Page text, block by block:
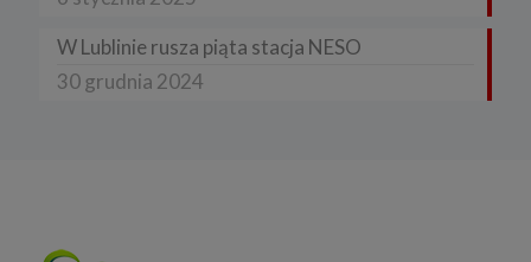
W Lublinie rusza piąta stacja NESO
30 grudnia 2024